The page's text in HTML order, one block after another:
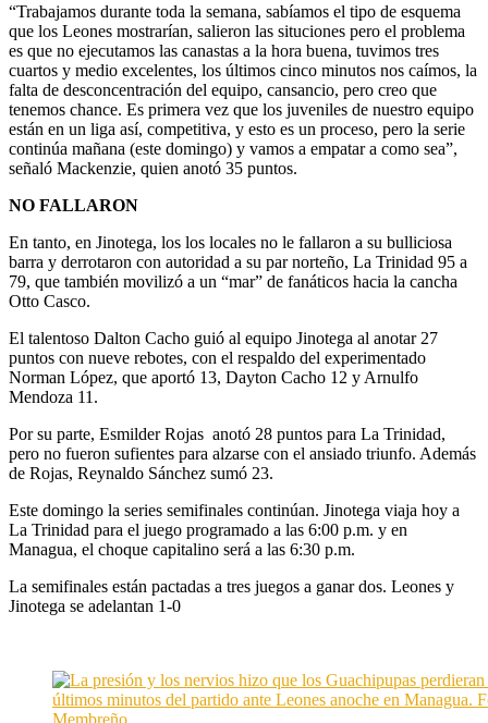
“Trabajamos durante toda la semana, sabíamos el tipo de esquema
que los Leones mostrarían, salieron las situciones pero el problema
es que no ejecutamos las canastas a la hora buena, tuvimos tres
cuartos y medio excelentes, los últimos cinco minutos nos caímos, la
falta de desconcentración del equipo, cansancio, pero creo que
tenemos chance. Es primera vez que los juveniles de nuestro equipo
están en un liga así, competitiva, y esto es un proceso, pero la serie
continúa mañana (este domingo) y vamos a empatar a como sea”,
señaló Mackenzie, quien anotó 35 puntos.
NO FALLARON
En tanto, en Jinotega, los los locales no le fallaron a su bulliciosa
barra y derrotaron con autoridad a su par norteño, La Trinidad 95 a
79, que también movilizó a un “mar” de fanáticos hacia la cancha
Otto Casco.
El talentoso Dalton Cacho guió al equipo Jinotega al anotar 27
puntos con nueve rebotes, con el respaldo del experimentado
Norman López, que aportó 13, Dayton Cacho 12 y Arnulfo
Mendoza 11.
Por su parte, Esmilder Rojas anotó 28 puntos para La Trinidad,
pero no fueron sufientes para alzarse con el ansiado triunfo. Además
de Rojas, Reynaldo Sánchez sumó 23.
Este domingo la series semifinales continúan. Jinotega viaja hoy a
La Trinidad para el juego programado a las 6:00 p.m. y en
Managua, el choque capitalino será a las 6:30 p.m.
La semifinales están pactadas a tres juegos a ganar dos. Leones y
Jinotega se adelantan 1-0